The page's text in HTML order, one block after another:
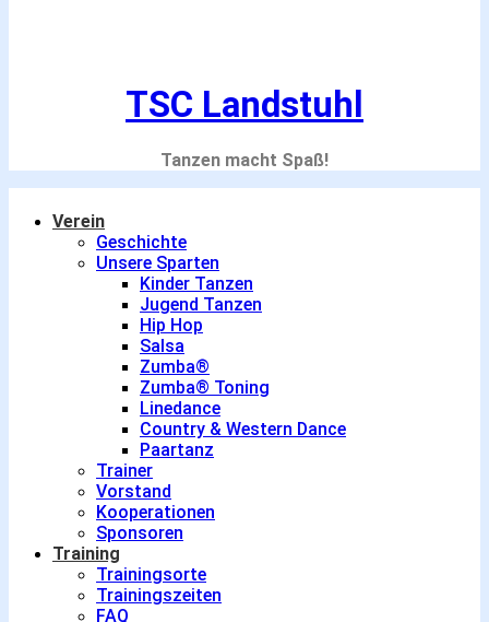
TSC Landstuhl
Tanzen macht Spaß!
Verein
Geschichte
Unsere Sparten
Kinder Tanzen
Jugend Tanzen
Hip Hop
Salsa
Zumba®
Zumba® Toning
Linedance
Country & Western Dance
Paartanz
Trainer
Vorstand
Kooperationen
Sponsoren
Training
Trainingsorte
Trainingszeiten
FAQ